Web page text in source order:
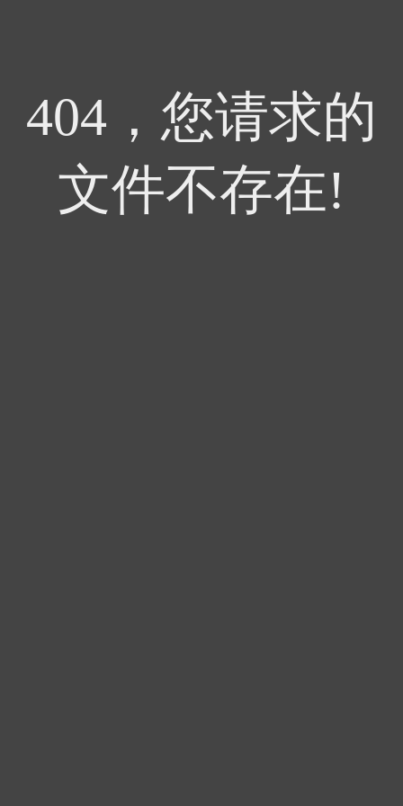
404，您请求的
文件不存在!